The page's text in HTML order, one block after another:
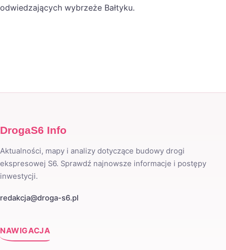
odwiedzających wybrzeże Bałtyku.
DrogaS6 Info
Aktualności, mapy i analizy dotyczące budowy drogi
ekspresowej S6. Sprawdź najnowsze informacje i postępy
inwestycji.
redakcja@droga-s6.pl
NAWIGACJA